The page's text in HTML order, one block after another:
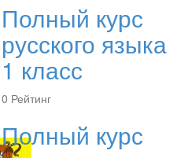
Полный курс
русского языка
1 класс
0 Рейтинг
Полный курс